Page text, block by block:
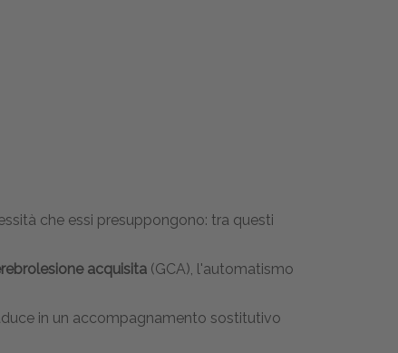
che essi presuppongono: tra questi
acquisita (GCA), l'automatismo
in un accompagnamento sostitutivo